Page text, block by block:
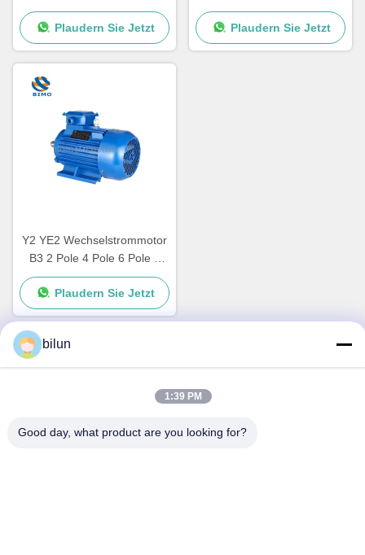
Induktionsmotor 10 PS 15
PS 20 PS 30 PS 40 PS 50
PS Elektromotor
Plaudern Sie Jetzt
Asynchrone
Induktionselektromotor 7,5
kW 10 PS 380V 50 Hz
Plaudern Sie Jetzt
Y2 YE2 Wechselstrommotor
B3 2 Pole 4 Pole 6 Pole 3
Phase Asynchrone
Induktionsmotor
Plaudern Sie Jetzt
bilun
1:39 PM
Good day, what product are you looking for?